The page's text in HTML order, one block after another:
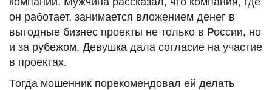
он работает, занимается вложением денег в
выгодные бизнес проекты не только в России, но
и за рубежом. Девушка дала согласие на участие
в проектах.
Тогда мошенник порекомендовал ей делать